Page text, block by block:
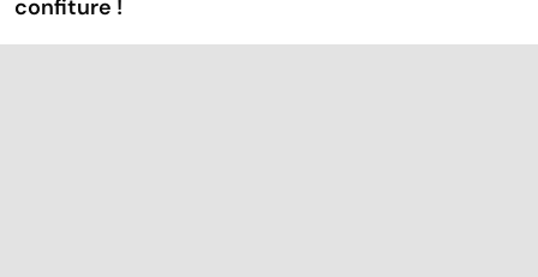
confiture !